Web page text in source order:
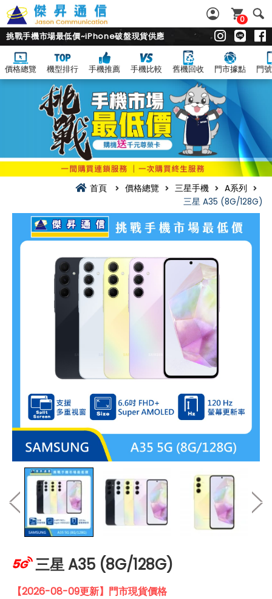
0
挑戰手機市場最低價~iPhone破盤現貨供應
價格總覽 機型排行 手機推薦 手機比較 舊機回收 門市據點 門
首頁 價格總覽 三星手機
A系列
三星 A35 (8G/128G)
三星 A35 (8G/128G)
【2026-08-09更新】門市現貨價格